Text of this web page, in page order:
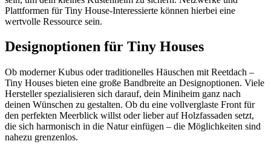
Plattformen für Tiny House-Interessierte können hierbei eine
wertvolle Ressource sein.
Designoptionen für Tiny Houses
Ob moderner Kubus oder traditionelles Häuschen mit Reetdach –
Tiny Houses bieten eine große Bandbreite an Designoptionen. Viele
Hersteller spezialisieren sich darauf, dein Miniheim ganz nach
deinen Wünschen zu gestalten. Ob du eine vollverglaste Front für
den perfekten Meerblick willst oder lieber auf Holzfassaden setzt,
die sich harmonisch in die Natur einfügen – die Möglichkeiten sind
nahezu grenzenlos.